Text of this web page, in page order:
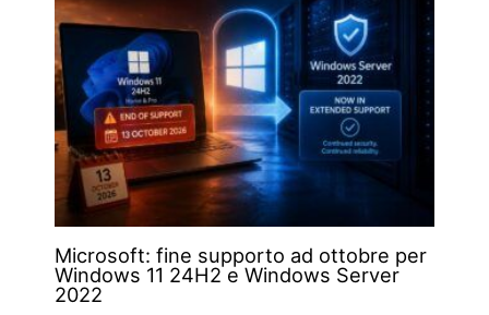
Microsoft: fine supporto ad ottobre per
Windows 11 24H2 e Windows Server
2022